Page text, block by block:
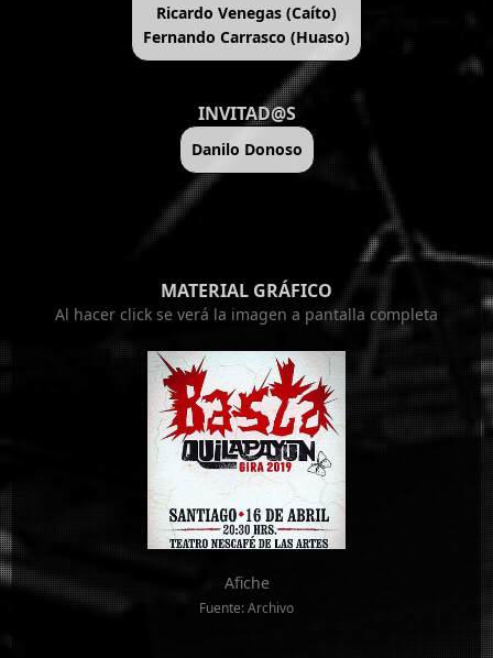
Ricardo Venegas (Caíto)
Fernando Carrasco (Huaso)
INVITAD@S
Danilo Donoso
MATERIAL GRÁFICO
Al hacer click se verá la imagen a pantalla completa
Afiche
Fuente: Archivo